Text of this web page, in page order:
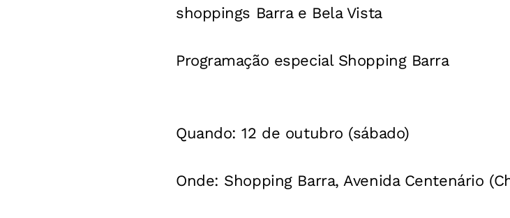
shoppings Barra e Bela Vista
Programação especial Shopping Barra
Quando: 12 de outubro (sábado)
Onde: Shopping Barra, Avenida Centenário